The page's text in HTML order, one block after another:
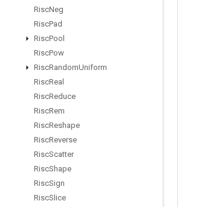
RiscNeg
RiscPad
RiscPool
RiscPow
RiscRandomUniform
RiscReal
RiscReduce
RiscRem
RiscReshape
RiscReverse
RiscScatter
RiscShape
RiscSign
RiscSlice